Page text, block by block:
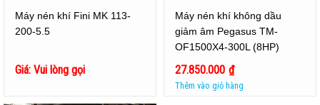
Máy nén khí Fini MK 113-
200-5.5
Giá: Vui lòng gọi
Máy nén khí không dầu
giảm âm Pegasus TM-
OF1500X4-300L (8HP)
27.850.000 ₫
Thêm vào giỏ hàng